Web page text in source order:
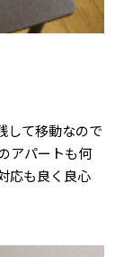
して移動なので
アパートも何
応も良く良心